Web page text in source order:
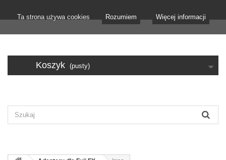
Ta strona używa cookies Rozumiem Więcej informacji
Koszyk (pusty)